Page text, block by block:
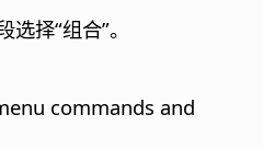
择“组合”。
commands and